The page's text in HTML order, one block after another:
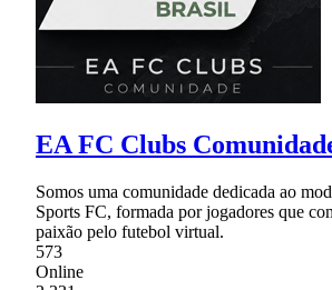
EA FC Clubs
Somos uma comunidade dedicada ao
Sports FC, formada por jogadores que
paixão pelo futebol virtual.
573
Online